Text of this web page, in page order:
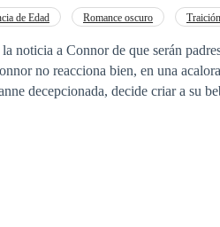
de Edad Romance oscuro Traición
noticia a Connor de que serán
no reacciona bien, en una
decepcionada, decide criar a su
menor de Connor, se da